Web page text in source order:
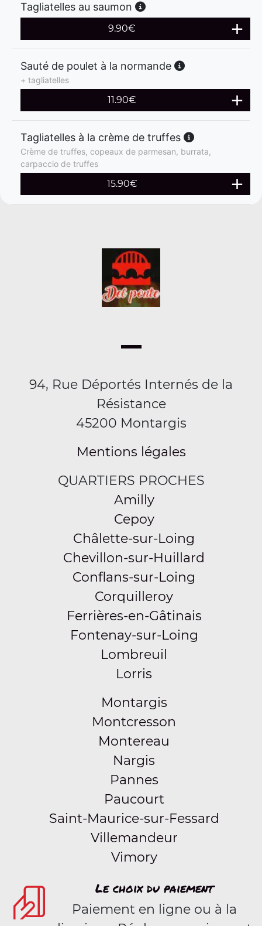
Tagliatelles au saumon
9.90€
Sauté de poulet à la normande
+ tagliatelles
11.90€
Tagliatelles à la crème de truffes
Crème de truffes, copeaux de parmesan, burrata,
carpaccio de truffes
15.90€
94, Rue Déportés Internés de la
Résistance
45200 Montargis
Mentions légales
QUARTIERS PROCHES
Amilly
Cepoy
Châlette-sur-Loing
Chevillon-sur-Huillard
Conflans-sur-Loing
Corquilleroy
Ferrières-en-Gâtinais
Fontenay-sur-Loing
Lombreuil
Lorris
Montargis
Montcresson
Montereau
Nargis
Pannes
Paucourt
Saint-Maurice-sur-Fessard
Villemandeur
Vimory
Le choix du paiement
Paiement en ligne ou à la